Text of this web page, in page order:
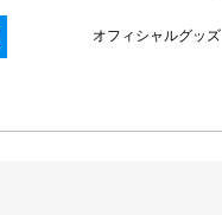
オフィシャルグッズ